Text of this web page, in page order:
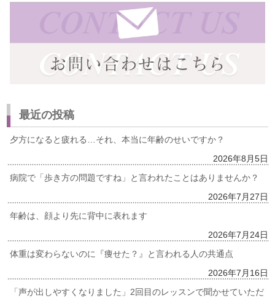
最近の投稿
夕方になると疲れる…それ、本当に年齢のせいですか？
2026年8月5日
病院で「歩き方の問題ですね」と言われたことはありませんか？
2026年7月27日
年齢は、顔より先に背中に表れます
2026年7月24日
体重は変わらないのに『痩せた？』と言われる人の共通点
2026年7月16日
「声が出しやすくなりました」2回目のレッスンで聞かせていただ